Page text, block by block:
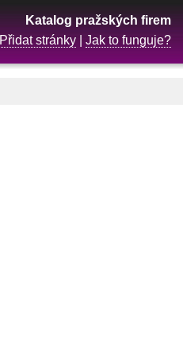
Katalog pražských firem
Přidat stránky
Jak to funguje?